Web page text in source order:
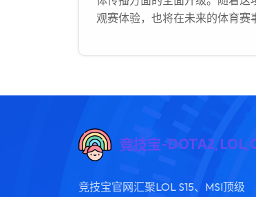
观赛体验，也将在未来的体育赛
竞技宝官网汇聚LOL S15、MSI顶级